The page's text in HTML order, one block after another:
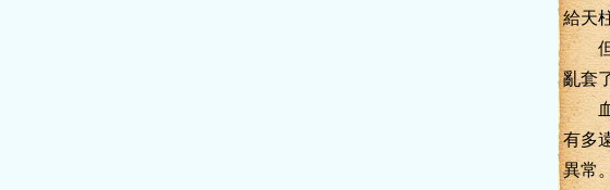
給天
但是
亂套
血魔
有多
異常。